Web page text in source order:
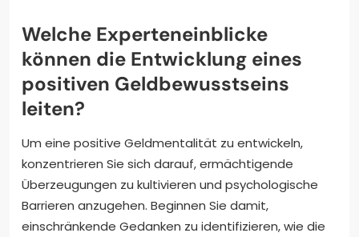
Welche Experteneinblicke
können die Entwicklung eines
positiven Geldbewusstseins
leiten?
Um eine positive Geldmentalität zu entwickeln,
konzentrieren Sie sich darauf, ermächtigende
Überzeugungen zu kultivieren und psychologische
Barrieren anzugehen. Beginnen Sie damit,
einschränkende Gedanken zu identifizieren, wie die